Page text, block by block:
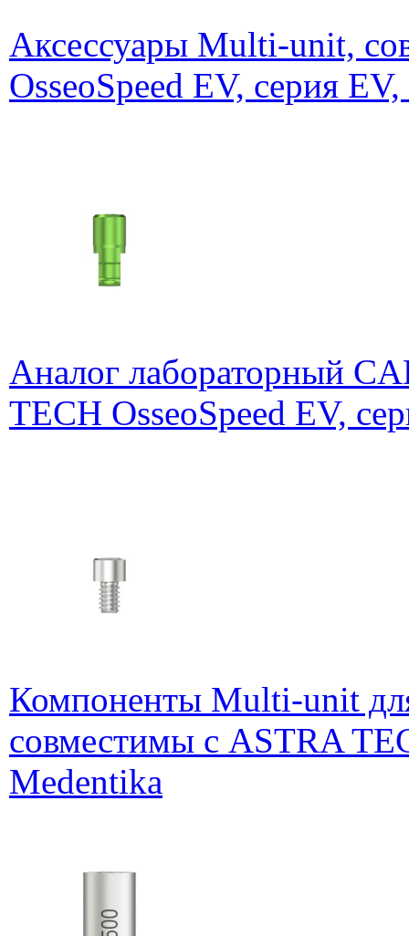
Аксессуары Multi-unit,
OsseoSpeed EV, серия
Аналог лабораторный
TECH OsseoSpeed EV,
Компоненты Multi-unit
совместимы с ASTRA
Medentika